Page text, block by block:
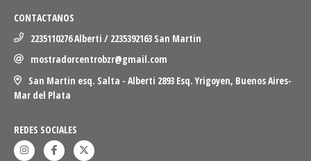
CONTACTANOS
2235110276 Alberti / 2235392163 San Martin
mostradorcentrobzr@gmail.com
San Martin esq. Salta - Alberti 2893 Esq. Yrigoyen, Buenos Aires-
Mar del Plata
REDES SOCIALES